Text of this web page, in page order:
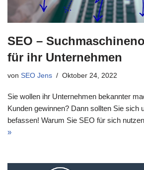
SEO –
für ihr Unternehmen
von SEO Jens Oktober 24, 2022
Sie wollen ihr Unternehmen bekannter
Kunden gewinnen? Dann sollten Sie sich
befassen! Warum Sie SEO für sich
»